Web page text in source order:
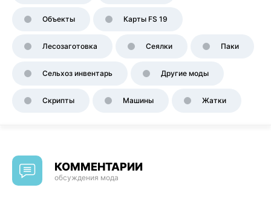
Объекты Карты FS 19
Лесозаготовка Сеялки Паки
Сельхоз инвентарь Другие моды
Скрипты Машины Жатки
КОММЕНТАРИИ
обсуждения мода